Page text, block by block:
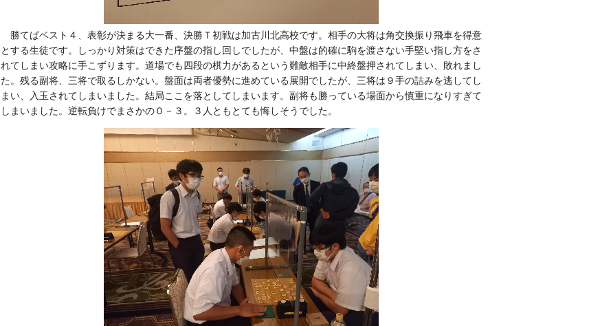
勝てばベスト４、表彰が決まる大一番、決勝Ｔ初戦は加古川北高校です。相手の大将は角交換振り飛車を得意
とする生徒です。しっかり対策はできた序盤の指し回しでしたが、中盤は的確に駒を渡さない手堅い指し方をさ
れてしまい攻略に手こずります。道場でも四段の棋力があるという難敵相手に中終盤押されてしまい、敗れまし
た。残る副将、三将で取るしかない。盤面は両者優勢に進めている展開でしたが、三将は９手の詰みを逃してし
まい、入玉されてしまいました。結局ここを落としてしまいます。副将も勝っている場面から慎重になりすぎて
しまいました。逆転負けでまさかの０－３。３人ともとても悔しそうでした。